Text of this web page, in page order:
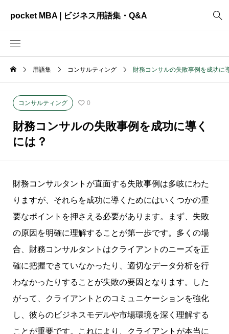
pocket MBA | ビジネス用語集・Q&A
ビジネス全般 2465
資料作成
創業計画
コンサルティング
用語集 コンサルティング 財務コンサルの失敗事例を成功に
コンサルティング 0
財務コンサルの失敗事例を成功に導く
には？
財務コンサルタントが直面する失敗事例は多岐にわた
りますが、それらを成功に導くためにはいくつかの重
要なポイントを押さえる必要があります。まず、失敗
の原因を明確に理解することが第一歩です。多くの場
合、財務コンサルタントはクライアントのニーズを正
確に把握できていなかったり、適切なデータ分析を行
わなかったりすることが失敗の要因となります。した
がって、クライアントとのコミュニケーションを強化
し、彼らのビジネスモデルや市場環境を深く理解する
ことが重要です。これにより、クライアントが本当に